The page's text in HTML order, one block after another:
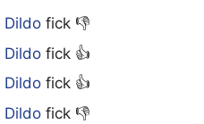
Dildo fick 👎
Dildo fick 👍
Dildo fick 👍
Dildo fick 👎